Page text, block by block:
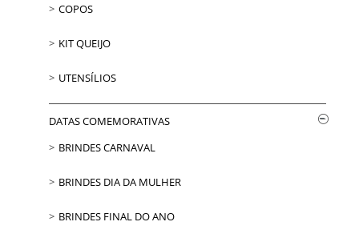
COPOS
KIT QUEIJO
UTENSÍLIOS
DATAS COMEMORATIVAS
BRINDES CARNAVAL
BRINDES DIA DA MULHER
BRINDES FINAL DO ANO